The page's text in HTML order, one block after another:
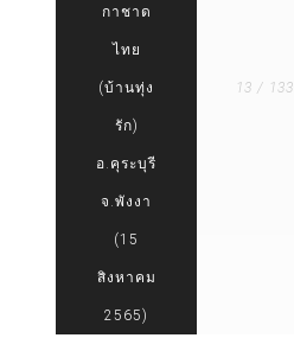
กาชาด
ไทย
(บ้านทุ่ง
รัก)
อ.คุระบุรี
จ.พังงา
(15
สิงหาคม
2565)
13 / 133